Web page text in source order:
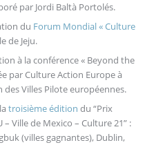
par Jordi Baltà Portolés.
du Forum Mondial « Culture
de Jeju.
à la conférence « Beyond the
par Culture Action Europe à
des Villes Pilote européennes.
troisième édition du “Prix
Ville de Mexico – Culture 21” :
(villes gagnantes), Dublin,